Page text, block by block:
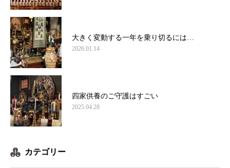
大きく変動する一年を乗り切るには…
2026.01.14
四家供養のご守護はすごい
2025.04.28
カテゴリー